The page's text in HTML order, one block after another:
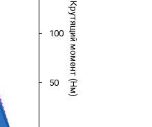
Крутящий момент (Нм)
50
100